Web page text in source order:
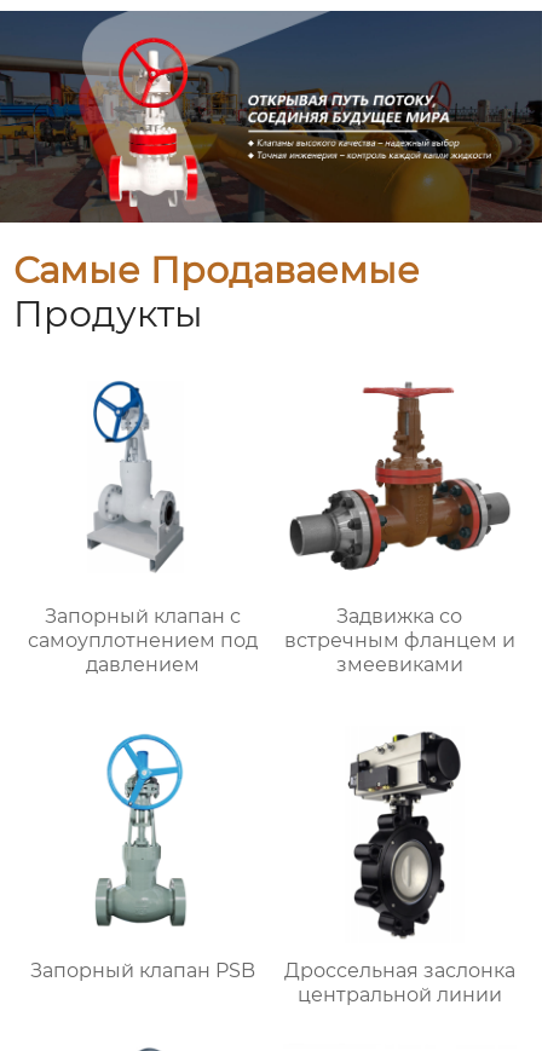
Самые Продаваемые
Продукты
Запорный клапан с
самоуплотнением под
давлением
Задвижка со
встречным фланцем и
змеевиками
Запорный клапан PSB
Дроссельная заслонка
центральной линии